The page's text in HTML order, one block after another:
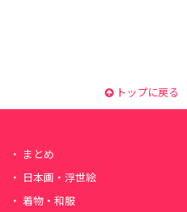
トップに戻る
まとめ
日本画・浮世絵
着物・和服